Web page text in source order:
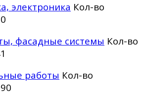
электроника Кол-во
фасадные системы Кол-во
работы Кол-во